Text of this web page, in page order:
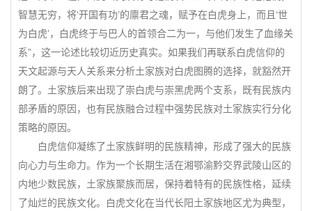
智慧无穷，将‘开国有功’的廪君之魂，赋予在白虎身上，而且‘世
为白虎’，白虎终于与巴人的首领合二为一，与他们发生了血缘关
系”，这一论述比较切近历史真实。如果我们再联系白虎信仰的
天文起源与天人关系来分析土家族对白虎图腾的选择，就豁然开
朗了。土家族后来出现了崇白虎与崇黑虎两个支系，既有民族内
部矛盾的原因，也有民族融合过程中强势民族对土家族实行分化
策略的原因。
白虎信仰凝练了土家族鲜明的民族精神，形成了强大的民族
向心力与生命力。作为一个长期生活在湘鄂渝黔交界武陵山区的
内地少数民族，土家族聚族而居，保持着特有的民族性格，延续
了灿烂的民族文化。白虎文化在当代长阳土家族地区尤为典型，